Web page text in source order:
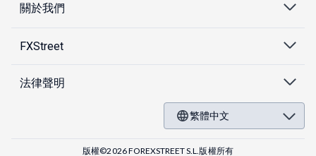
關於我們
FXStreet
法律聲明
繁體中文
版權©2026 FOREXSTREET S.L.版權所有